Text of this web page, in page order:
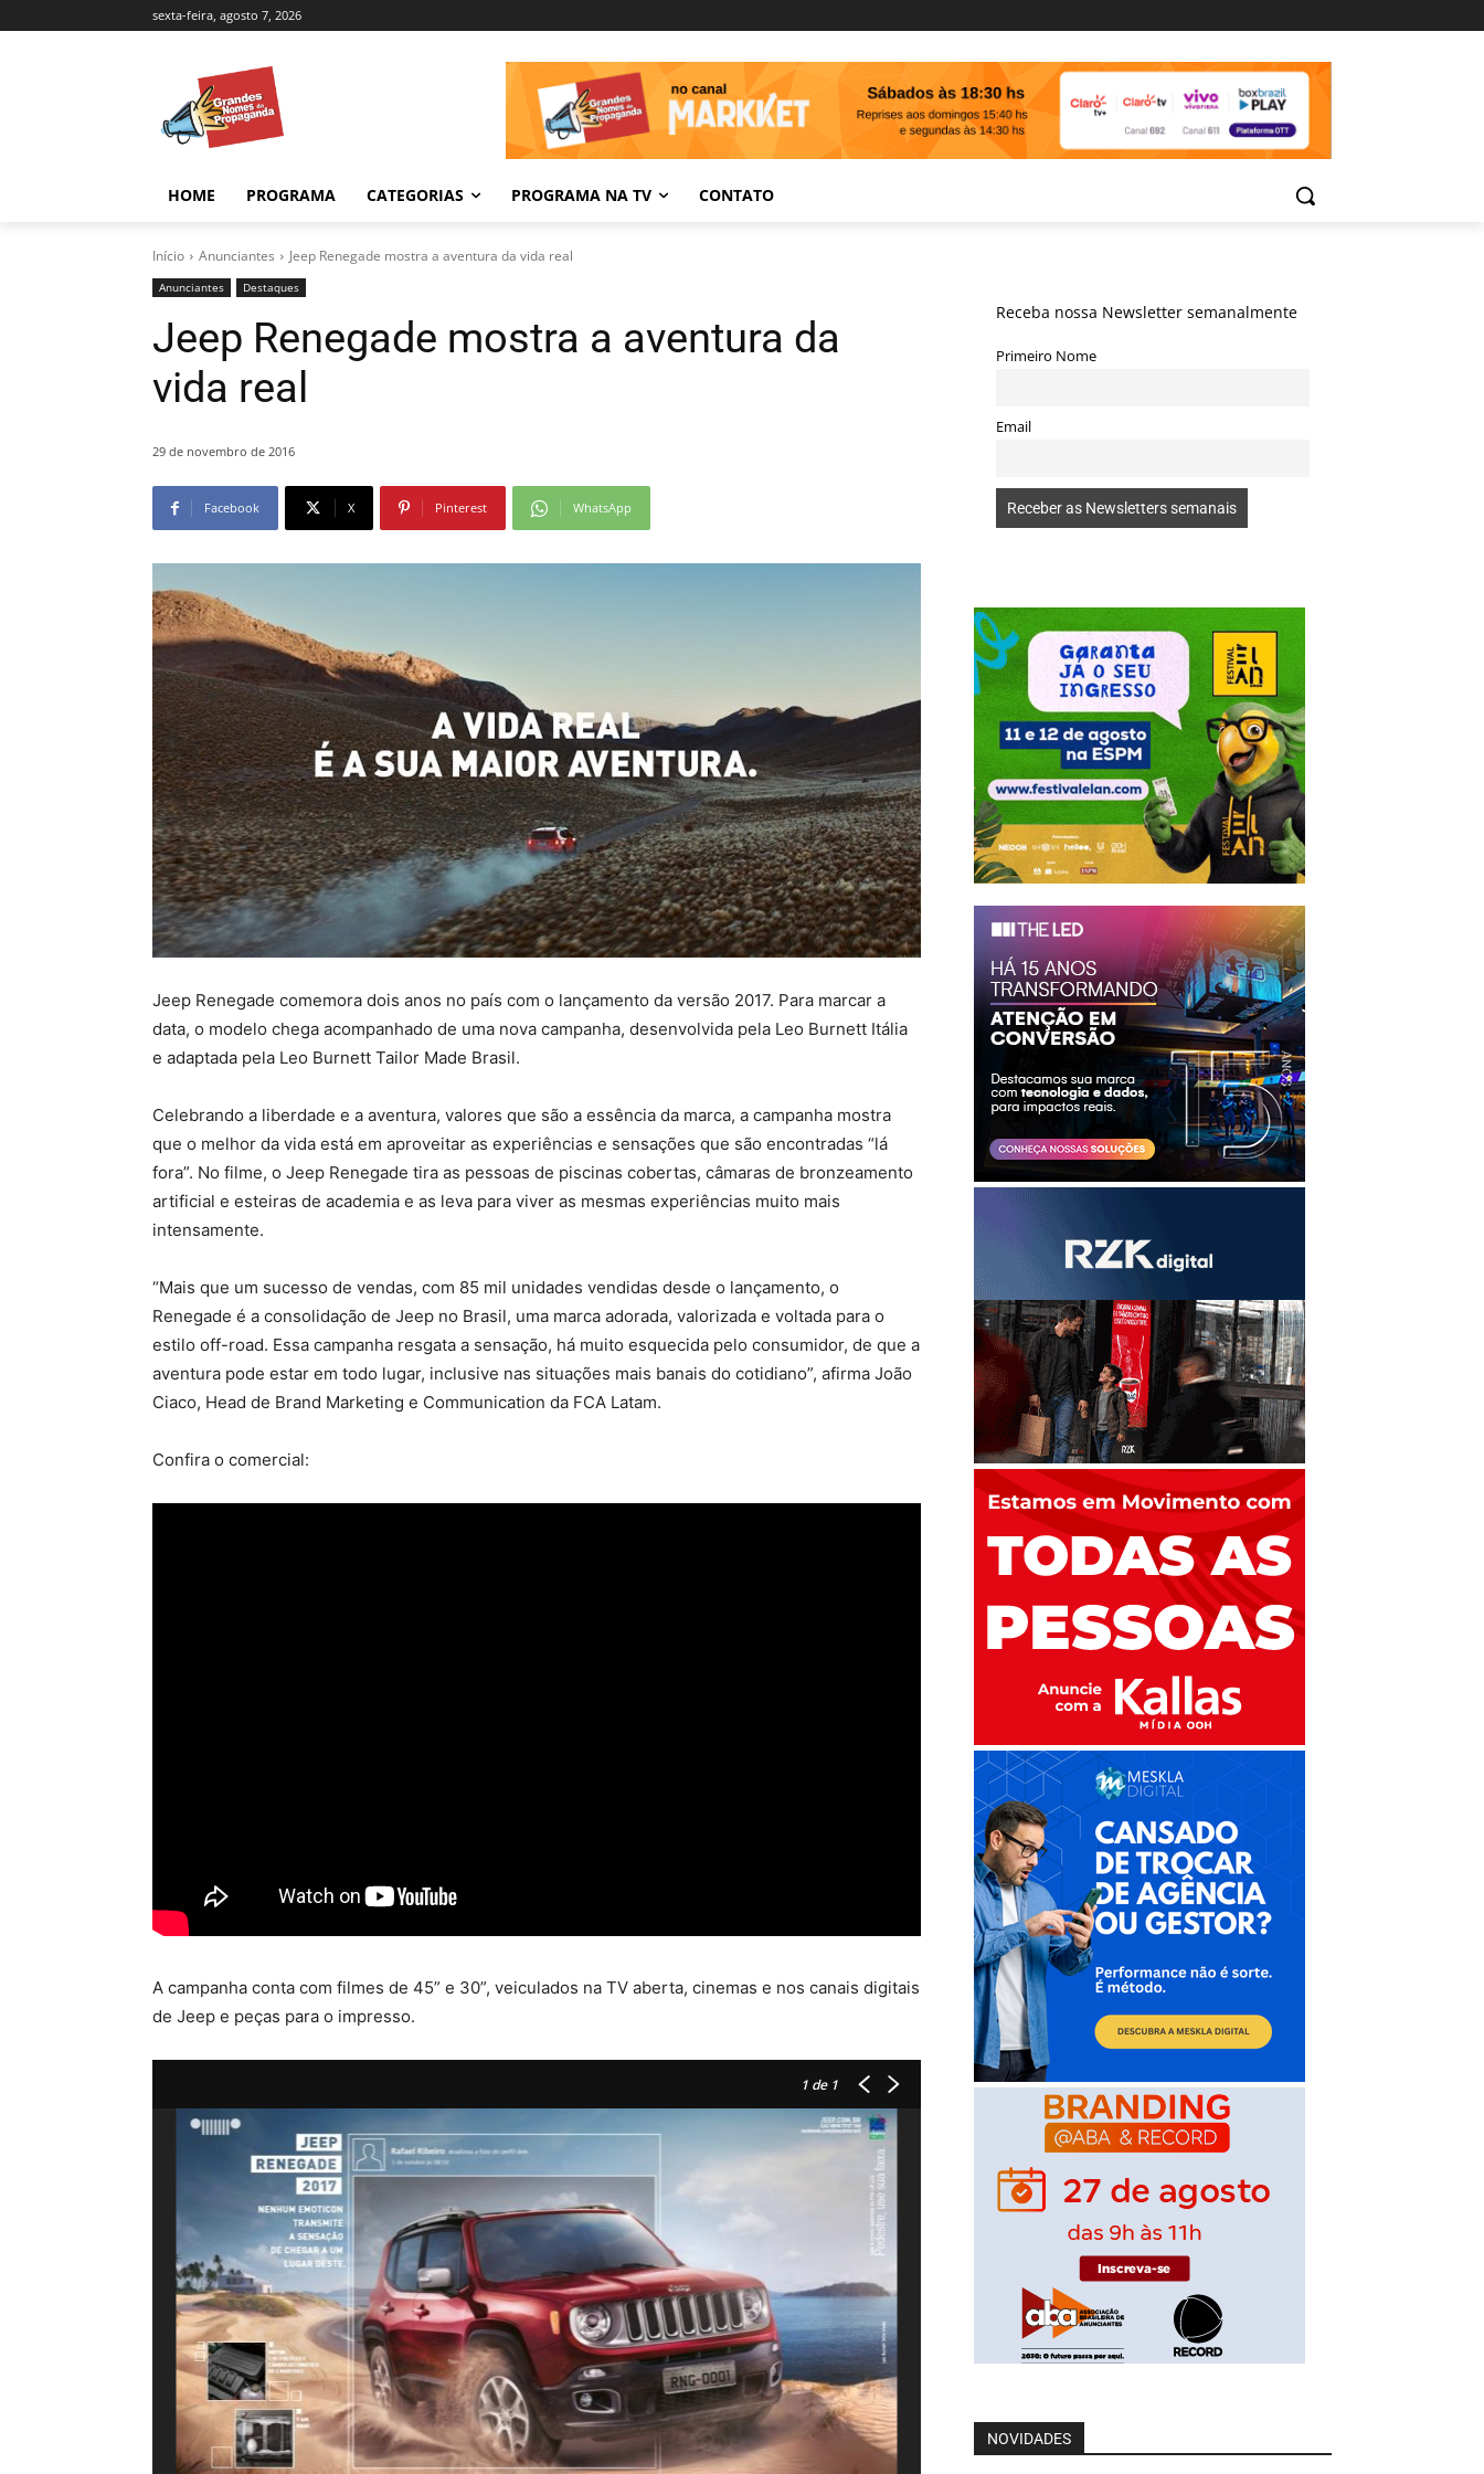
sexta-feira, agosto 7, 2026
HOME PROGRAMA CATEGORIAS PROGRAMA NA TV CONTATO
Início Anunciantes Jeep Renegade mostra a aventura da vida real
Anunciantes Destaques
Jeep Renegade mostra a aventura da
vida real
29 de novembro de 2016
Facebook X Pinterest WhatsApp
Jeep Renegade comemora dois anos no país com o lançamento da versão 2017. Para marcar a
data, o modelo chega acompanhado de uma nova campanha, desenvolvida pela Leo Burnett Itália
e adaptada pela Leo Burnett Tailor Made Brasil.
Celebrando a liberdade e a aventura, valores que são a essência da marca, a campanha mostra
que o melhor da vida está em aproveitar as experiências e sensações que são encontradas “lá
fora”. No filme, o Jeep Renegade tira as pessoas de piscinas cobertas, câmaras de bronzeamento
artificial e esteiras de academia e as leva para viver as mesmas experiências muito mais
intensamente.
“Mais que um sucesso de vendas, com 85 mil unidades vendidas desde o lançamento, o
Renegade é a consolidação de Jeep no Brasil, uma marca adorada, valorizada e voltada para o
estilo off-road. Essa campanha resgata a sensação, há muito esquecida pelo consumidor, de que a
aventura pode estar em todo lugar, inclusive nas situações mais banais do cotidiano”, afirma João
Ciaco, Head de Brand Marketing e Communication da FCA Latam.
Confira o comercial:
A campanha conta com filmes de 45” e 30”, veiculados na TV aberta, cinemas e nos canais digitais
de Jeep e peças para o impresso.
1 de 1
Receba nossa Newsletter semanalmente
Primeiro Nome
Email
NOVIDADES